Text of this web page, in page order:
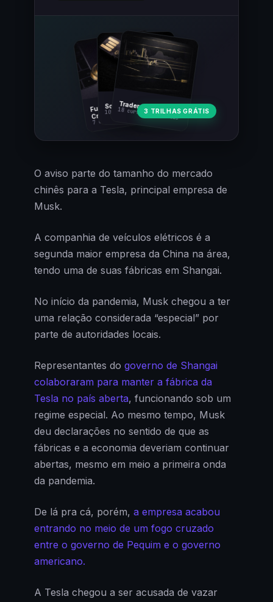
Fundamentos
Cripto
7 cursos · 31 aulas
Trader Cripto
18 cursos · 80 aulas
Soberania Bitcoin
10 cursos · 44 aulas3 TRILHAS GRÁTIS
O aviso parte do tamanho do mercado
chinês para a Tesla, principal empresa de
Musk.
A companhia de veículos elétricos é a
segunda maior empresa da China na área,
tendo uma de suas fábricas em Shangai.
No início da pandemia, Musk chegou a ter
uma relação considerada “especial” por
parte de autoridades locais.
Representantes do governo de Shangai
colaboraram para manter a fábrica da
Tesla no país aberta, funcionando sob um
regime especial. Ao mesmo tempo, Musk
deu declarações no sentido de que as
fábricas e a economia deveriam continuar
abertas, mesmo em meio a primeira onda
da pandemia.
De lá pra cá, porém, a empresa acabou
entrando no meio de um fogo cruzado
entre o governo de Pequim e o governo
americano.
A Tesla chegou a ser acusada de vazar